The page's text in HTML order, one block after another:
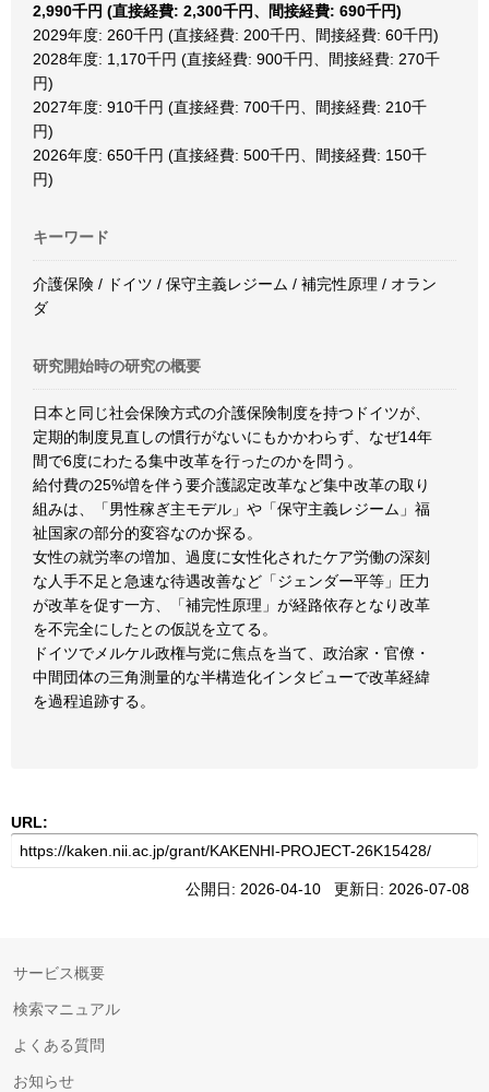
2,990千円 (直接経費: 2,300千円、間接経費: 690千円)
2029年度: 260千円 (直接経費: 200千円、間接経費: 60千円)
2028年度: 1,170千円 (直接経費: 900千円、間接経費: 270千
円)
2027年度: 910千円 (直接経費: 700千円、間接経費: 210千
円)
2026年度: 650千円 (直接経費: 500千円、間接経費: 150千
円)
キーワード
介護保険 / ドイツ / 保守主義レジーム / 補完性原理 / オラン
ダ
研究開始時の研究の概要
日本と同じ社会保険方式の介護保険制度を持つドイツが、
定期的制度見直しの慣行がないにもかかわらず、なぜ14年
間で6度にわたる集中改革を行ったのかを問う。
給付費の25%増を伴う要介護認定改革など集中改革の取り
組みは、「男性稼ぎ主モデル」や「保守主義レジーム」福
祉国家の部分的変容なのか探る。
女性の就労率の増加、過度に女性化されたケア労働の深刻
な人手不足と急速な待遇改善など「ジェンダー平等」圧力
が改革を促す一方、「補完性原理」が経路依存となり改革
を不完全にしたとの仮説を立てる。
ドイツでメルケル政権与党に焦点を当て、政治家・官僚・
中間団体の三角測量的な半構造化インタビューで改革経緯
を過程追跡する。
URL:
公開日: 2026-04-10 更新日: 2026-07-08
サービス概要
検索マニュアル
よくある質問
お知らせ